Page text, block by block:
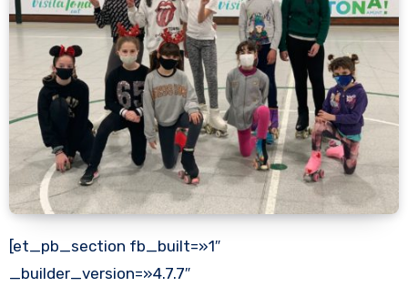
[et_pb_section fb_built=»1″
_builder_version=»4.7.7″